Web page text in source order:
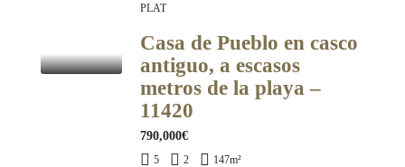
PLAT
Casa de Pueblo en casco
antiguo, a escasos
metros de la playa –
11420
790,000€
5 2 147m²